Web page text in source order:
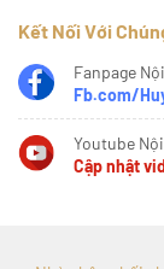
Kết Nối Với
Fanpage
Fb.com/
Youtube
Cập nhật